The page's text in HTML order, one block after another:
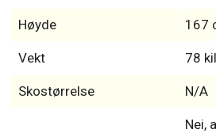
Høyde 167
Vekt 78
Skostørrelse N/A
Nei,